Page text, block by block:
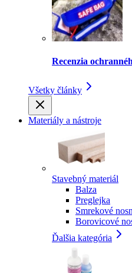
Recenzia
Všetky články
Materiály a nástroje
Stavebný materiál
Balza
Preglejka
Smrekové
Borovicové
Ďalšia kategória